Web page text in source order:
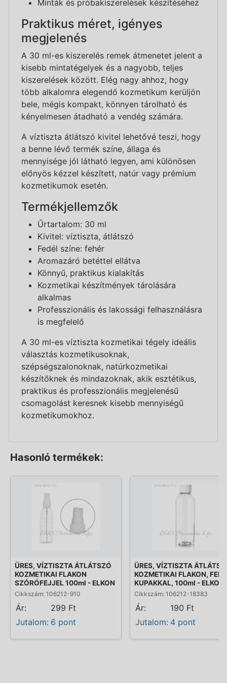
Minták és próbakiszerelések készítéséhez
Praktikus méret, igényes
megjelenés
A 30 ml-es kiszerelés remek átmenetet jelent a
kisebb mintatégelyek és a nagyobb, teljes
kiszerelések között. Elég nagy ahhoz, hogy
több alkalomra elegendő kozmetikum kerüljön
bele, mégis kompakt, könnyen tárolható és
kényelmesen átadható a vendég számára.
A víztiszta átlátszó kivitel lehetővé teszi, hogy
a benne lévő termék színe, állaga és
mennyisége jól látható legyen, ami különösen
előnyös kézzel készített, natúr vagy prémium
kozmetikumok esetén.
Termékjellemzők
Űrtartalom: 30 ml
Kivitel: víztiszta, átlátszó
Fedél színe: fehér
Aromazáró betéttel ellátva
Könnyű, praktikus kialakítás
Kozmetikai készítmények tárolására
alkalmas
Professzionális és lakossági felhasználásra
is megfelelő
A 30 ml-es víztiszta kozmetikai tégely ideális
választás kozmetikusoknak,
szépségszalonoknak, natúrkozmetikai
készítőknek és mindazoknak, akik esztétikus,
praktikus és professzionális megjelenésű
csomagolást keresnek kisebb mennyiségű
kozmetikumokhoz.
Hasonló termékek:
ÜRES, VÍZTISZTA ÁTLÁTSZÓ
KOZMETIKAI FLAKON
SZÓRÓFEJJEL 100ml - ELKON
Cikkszám: 106212-910
Ár:
299 Ft
Jutalom: 6 pont
ÜRES, VÍZTISZTA
KOZMETIKAI FLAKON,
KUPAKKAL, 100ml - ELKON
Cikkszám: 106212-18383
Ár:
190 Ft
Jutalom: 4 pont